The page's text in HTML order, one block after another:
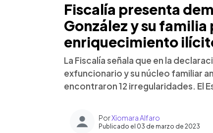
Fiscalía presenta
González y su
enriquecimiento
La Fiscalía señala que en la
exfuncionario y su núcleo familiar
encontraron 12 irregularidades. El
PorXiomara Alfaro
Publicado el 03 de marzo de 2023